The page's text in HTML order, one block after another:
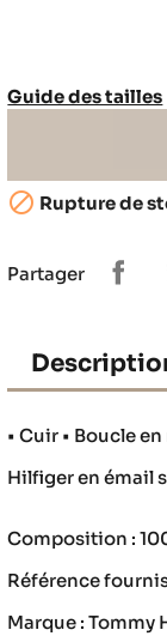
Guide des tailles
 Rupture de
Partager
• Cuir • Boucle
Hilfiger en émail
Composition :
Référence
Marque : Tommy